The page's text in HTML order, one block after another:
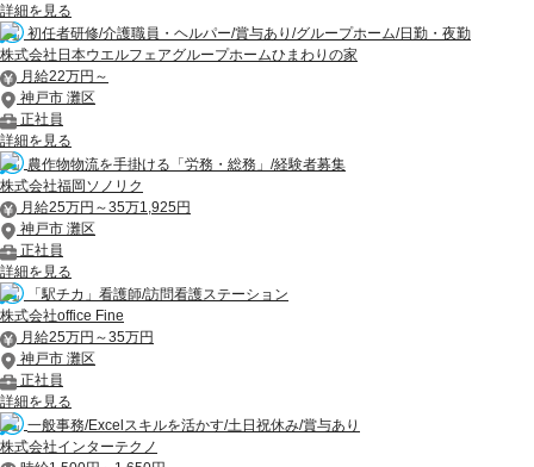
詳細を見る
初任者研修/介護職員・ヘルパー/賞与あり/グループホーム/日勤・夜勤
株式会社日本ウエルフェアグループホームひまわりの家
月給22万円～
神戸市 灘区
正社員
詳細を見る
農作物物流を手掛ける「労務・総務」/経験者募集
株式会社福岡ソノリク
月給25万円～35万1,925円
神戸市 灘区
正社員
詳細を見る
「駅チカ」看護師/訪問看護ステーション
株式会社office Fine
月給25万円～35万円
神戸市 灘区
正社員
詳細を見る
一般事務/Excelスキルを活かす/土日祝休み/賞与あり
株式会社インターテクノ